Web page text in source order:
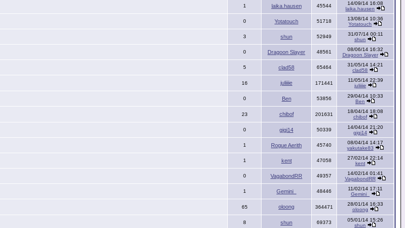
1 laika.hausen 45544
14/09/14 16:08
laika.hausen
0 Yotatouch 51718
13/08/14 10:36
Yotatouch
3 shun 52949
31/07/14 00:11
shun
0 Dragoon Slayer 48561
08/06/14 16:32
Dragoon Slayer
5 clad58 65464
31/05/14 14:21
clad58
16 juliiiie 171441
11/05/14 22:39
juliiiie
0 Ben 53856
29/04/14 10:33
Ben
23 chibof 201631
18/04/14 18:08
chibof
0 gigi14 50339
14/04/14 21:20
gigi14
1 Rogue Aerith 45740
08/04/14 14:17
yakutake83
1 kent 47058
27/02/14 22:14
kent
0 VagabondRR 49357
14/02/14 01:41
VagabondRR
1 Gemini_ 48446
11/02/14 17:11
Gemini_
65 oloong 364471
28/01/14 16:33
oloong
8 shun 69373
05/01/14 15:26
shun